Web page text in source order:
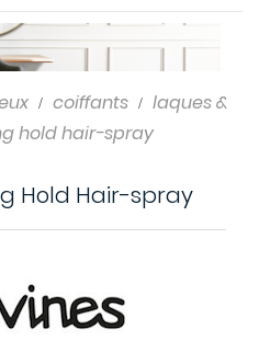
coiffants
laques &
hold hair-spray
Hold Hair-spray